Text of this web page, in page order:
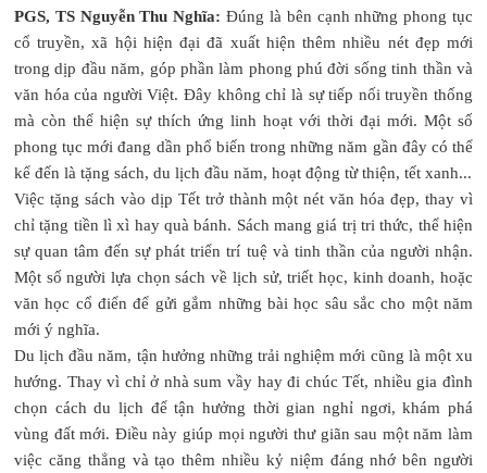
PGS, TS Nguyễn Thu Nghĩa: Đúng là bên cạnh những phong tục
cổ truyền, xã hội hiện đại đã xuất hiện thêm nhiều nét đẹp mới
trong dịp đầu năm, góp phần làm phong phú đời sống tinh thần và
văn hóa của người Việt. Đây không chỉ là sự tiếp nối truyền thống
mà còn thể hiện sự thích ứng linh hoạt với thời đại mới. Một số
phong tục mới đang dần phổ biến trong những năm gần đây có thể
kể đến là tặng sách, du lịch đầu năm, hoạt động từ thiện, tết xanh...
Việc tặng sách vào dịp Tết trở thành một nét văn hóa đẹp, thay vì
chỉ tặng tiền lì xì hay quà bánh. Sách mang giá trị tri thức, thể hiện
sự quan tâm đến sự phát triển trí tuệ và tinh thần của người nhận.
Một số người lựa chọn sách về lịch sử, triết học, kinh doanh, hoặc
văn học cổ điển để gửi gắm những bài học sâu sắc cho một năm
mới ý nghĩa.
Du lịch đầu năm, tận hưởng những trải nghiệm mới cũng là một xu
hướng. Thay vì chỉ ở nhà sum vầy hay đi chúc Tết, nhiều gia đình
chọn cách du lịch để tận hưởng thời gian nghỉ ngơi, khám phá
vùng đất mới. Điều này giúp mọi người thư giãn sau một năm làm
việc căng thẳng và tạo thêm nhiều kỷ niệm đáng nhớ bên người